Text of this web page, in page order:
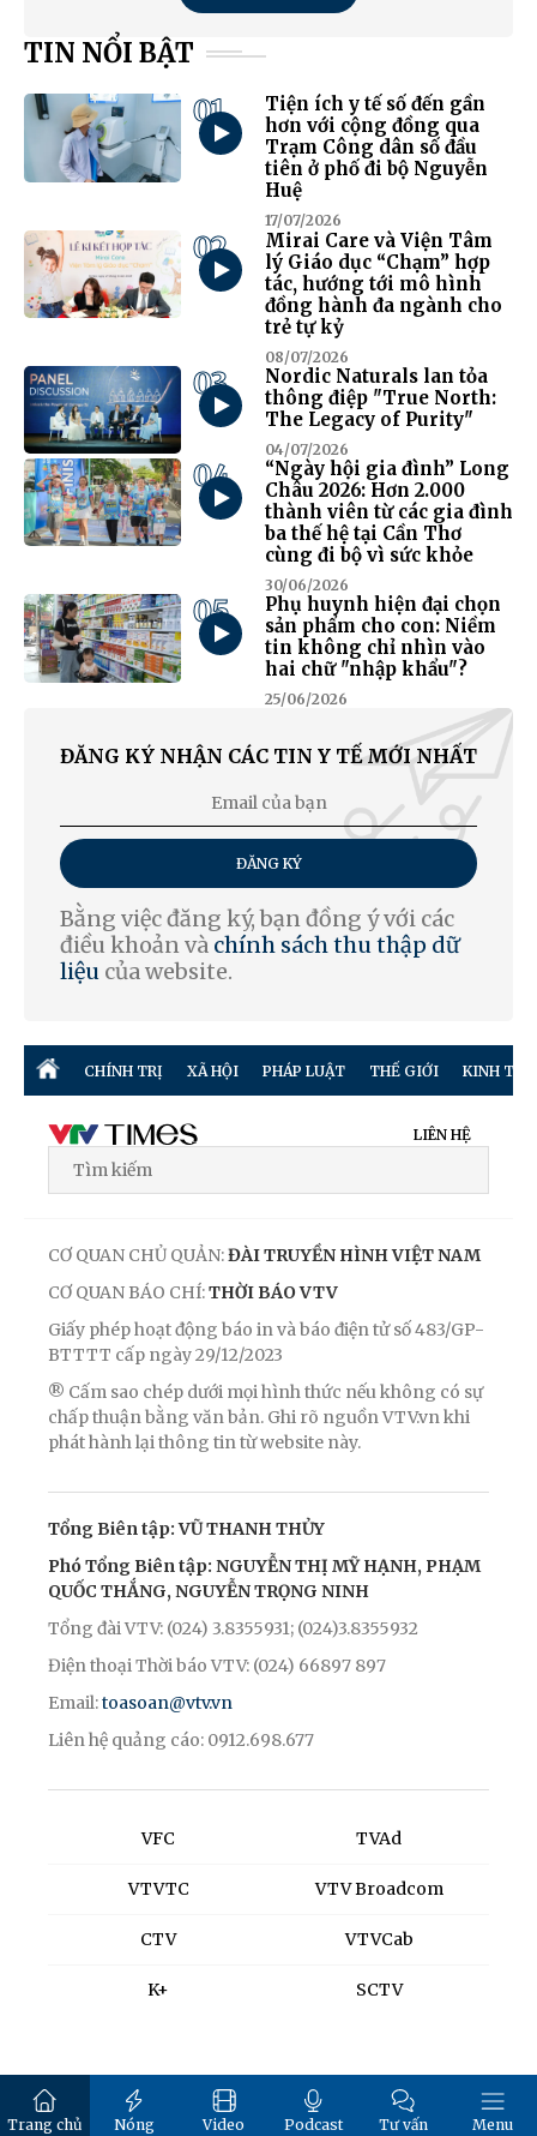
Trang chủ Nóng Video Podcast Tư vấn Menu
TIN NỔI BẬT
01
Tiện ích y tế số đến gần
hơn với cộng đồng qua
Trạm Công dân số đầu
tiên ở phố đi bộ Nguyễn
Huệ
17/07/2026
02
Mirai Care và Viện Tâm
lý Giáo dục “Chạm” hợp
tác, hướng tới mô hình
đồng hành đa ngành cho
trẻ tự kỷ
08/07/2026
03
Nordic Naturals lan tỏa
thông điệp "True North:
The Legacy of Purity"
04/07/2026
04
“Ngày hội gia đình” Long
Châu 2026: Hơn 2.000
thành viên từ các gia đình
ba thế hệ tại Cần Thơ
cùng đi bộ vì sức khỏe
30/06/2026
05
Phụ huynh hiện đại chọn
sản phẩm cho con: Niềm
tin không chỉ nhìn vào
hai chữ "nhập khẩu"?
25/06/2026
ĐĂNG KÝ NHẬN CÁC TIN Y TẾ MỚI NHẤT
ĐĂNG KÝ
Bằng việc đăng ký, bạn đồng ý với các
điều khoản và chính sách thu thập dữ
liệu của website.
CHÍNH TRỊ XÃ HỘI PHÁP LUẬT THẾ GIỚI KINH TẾ
LIÊN HỆ
CƠ QUAN CHỦ QUẢN:ĐÀI TRUYỀN HÌNH VIỆT NAM
CƠ QUAN BÁO CHÍ:THỜI BÁO VTV
Giấy phép hoạt động báo in và báo điện tử số 483/GP-
BTTTT cấp ngày 29/12/2023
® Cấm sao chép dưới mọi hình thức nếu không có sự
chấp thuận bằng văn bản. Ghi rõ nguồn VTV.vn khi
phát hành lại thông tin từ website này.
Tổng Biên tập: VŨ THANH THỦY
Phó Tổng Biên tập: NGUYỄN THỊ MỸ HẠNH, PHẠM
QUỐC THẮNG, NGUYỄN TRỌNG NINH
Tổng đài VTV: (024) 3.8355931; (024)3.8355932
Điện thoại Thời báo VTV: (024) 66897 897
Email:toasoan@vtv.vn
Liên hệ quảng cáo: 0912.698.677
VFC
VTVTC
CTV
K+
TVAd
VTV Broadcom
VTVCab
SCTV